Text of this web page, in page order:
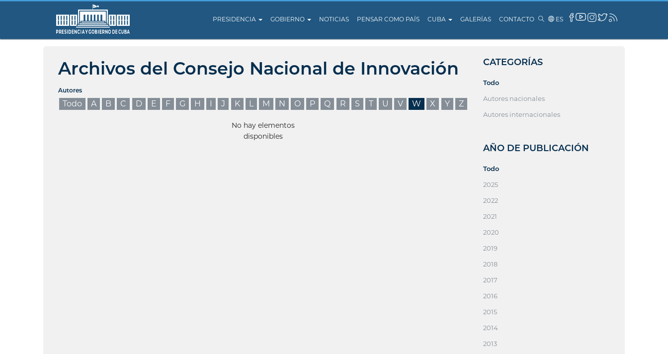
PRESIDENCIA GOBIERNO NOTICIAS PENSAR COMO PAÍS CUBA GALERÍAS CONTACTO ES
Archivos del Consejo Nacional de Innovación
Autores
Todo A B C D E F G H I J K L M N O P Q R S T U V W X Y Z
No hay elementos
disponibles
CATEGORÍAS
Todo
Autores nacionales
Autores internacionales
AÑO DE PUBLICACIÓN
Todo
2025
2022
2021
2020
2019
2018
2017
2016
2015
2014
2013